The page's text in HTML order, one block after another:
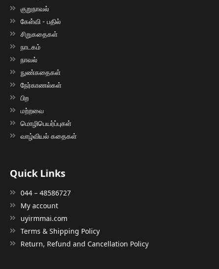
குறுநாவல்
கேள்வி - பதில்
சிறுகதைகள்
நாடகம்
நாவல்
நுண்கதைகள்
நேர்காணல்கள்
பிற
மற்றவை
மொழிபெயர்ப்புகள்
வாழ்வியல் கதைகள்
Quick Links
044 – 48586727
My account
uyirmmai.com
Terms & Shipping Policy
Return, Refund and Cancellation Policy